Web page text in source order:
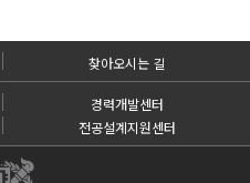
찾아오시는 길
경력개발센터
전공설계지원센터